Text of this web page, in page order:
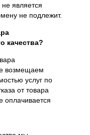
является
не подлежит.
качества?
возмещаем
услуг по
от товара
оплачивается